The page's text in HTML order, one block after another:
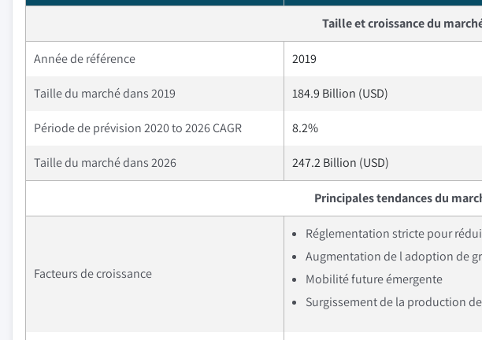
Taille et croissance du
Année de référence 2019
Taille du marché dans 2019 184.9 Billion (USD)
Période de prévision 2020 to 2026 CAGR 8.2%
Taille du marché dans 2026 247.2 Billion (USD)
Principales tendances du
Facteurs de croissance
Réglementation stricte pour
Augmentation de l adoption de
Mobilité future émergente
Surgissement de la production